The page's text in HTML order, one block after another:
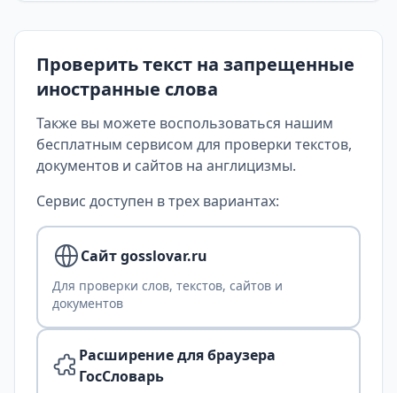
Проверить текст на запрещенные
иностранные слова
Также вы можете воспользоваться нашим
бесплатным сервисом для проверки текстов,
документов и сайтов на англицизмы.
Сервис доступен в трех вариантах:
Сайт gosslovar.ru
Для проверки слов, текстов, сайтов и
документов
Расширение для браузера
ГосСловарь